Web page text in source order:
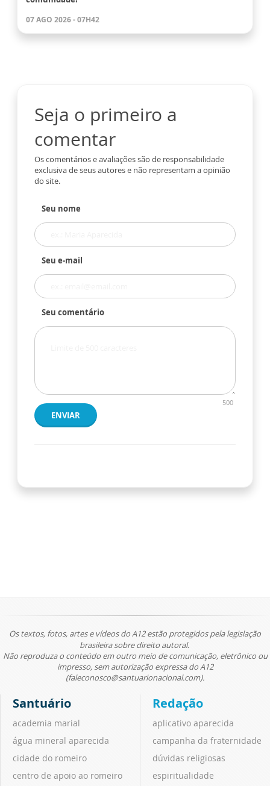
07 AGO 2026 - 07H42
Seja o primeiro a
comentar
Os comentários e avaliações são de responsabilidade
exclusiva de seus autores e não representam a opinião
do site.
Seu nome
Seu e-mail
Seu comentário
500
ENVIAR
Os textos, fotos, artes e vídeos do A12 estão protegidos pela legislação
brasileira sobre direito autoral.
Não reproduza o conteúdo em outro meio de comunicação, eletrônico ou
impresso, sem autorização expressa do A12
(faleconosco@santuarionacional.com).
Santuário
academia marial
água mineral aparecida
cidade do romeiro
centro de apoio ao romeiro
Redação
aplicativo aparecida
campanha da fraternidade
dúvidas religiosas
espiritualidade